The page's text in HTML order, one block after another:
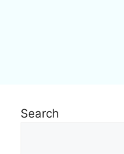
Search